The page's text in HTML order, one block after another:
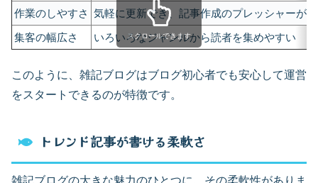
作業のしやすさ 気軽に更新でき、記事作成のプレッシャーが
集客の幅広さ
いろいろなジャンルから読者を集めやすい
スクロールできます
このように、雑記ブログはブログ初心者でも安心して運営
をスタートできるのが特徴です。
トレンド記事が書ける柔軟さ
雑記ブログの大きな魅力のひとつに、その柔軟性がありま